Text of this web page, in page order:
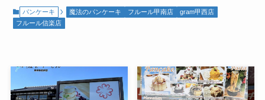
パンケーキ 魔法のパンケーキ フルール甲南店
gram甲西店
フルール信楽店